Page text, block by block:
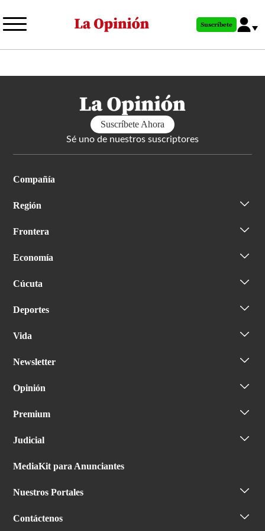
al
principal
Suscríbete
Suscríbete Ahora
Sé uno de nuestros suscriptores
Compañía
Región
Frontera
Economía
Cúcuta
Deportes
Vida
Newsletter
Opinión
Premium
Judicial
MediaKit para Anunciantes
Nuestros Portales
Contáctenos